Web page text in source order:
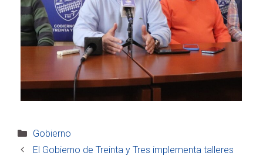
Categorías
Gobierno
El Gobierno de Treinta y Tres implementa talleres